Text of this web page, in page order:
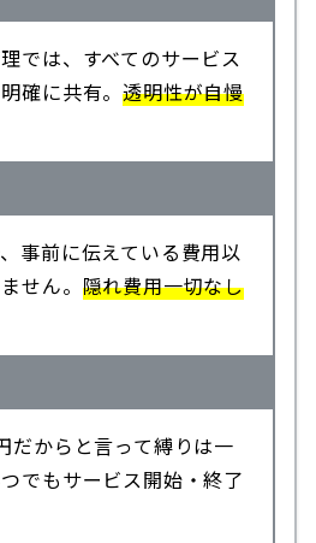
では、すべてのサービス
確に共有。透明性が自慢
事前に伝えている費用以
せん。 隠れ費用一切なし
だからと言って縛りは一
でもサービス開始・終了